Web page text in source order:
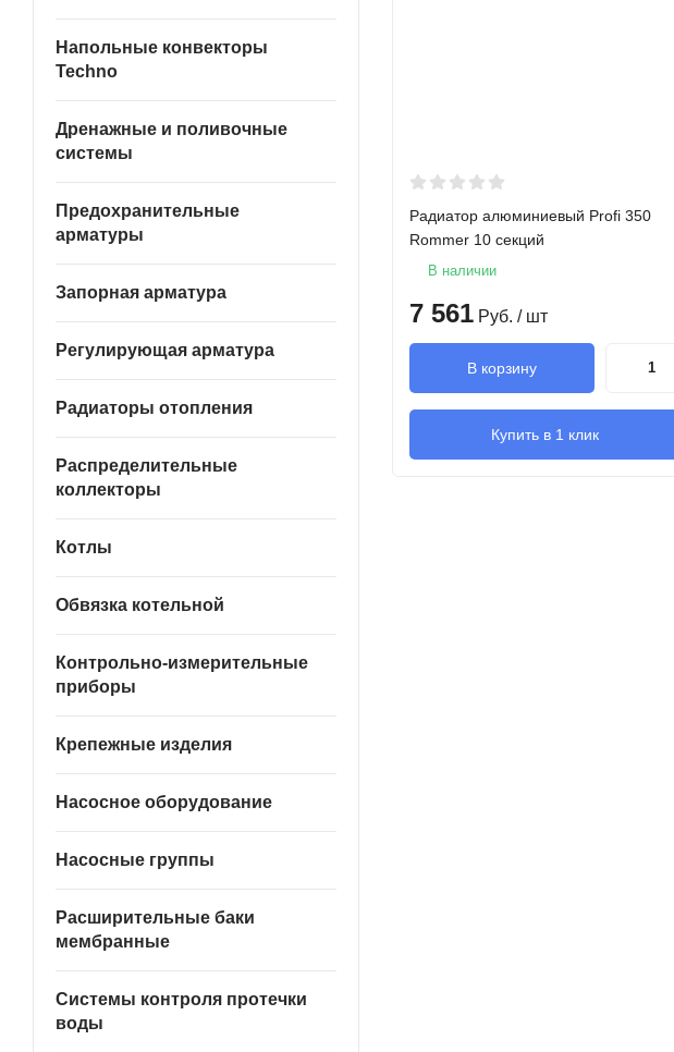
Напольные конвекторы
Techno
Дренажные и поливочные
системы
Предохранительные
арматуры
Запорная арматура
Регулирующая арматура
Радиаторы отопления
Распределительные
коллекторы
Котлы
Обвязка котельной
Контрольно-измерительные
приборы
Крепежные изделия
Насосное оборудование
Насосные группы
Расширительные баки
мембранные
Системы контроля протечки
воды
Радиатор алюминиевый Profi 350
Rommer 10 секций
В наличии
7 561 Руб. / шт
В корзину
Купить в 1 клик